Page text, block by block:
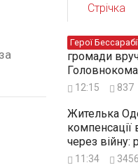
Стрічка
Герої
громади
12:15 837
Жителька
компенсації
через війну:
11:34 3456